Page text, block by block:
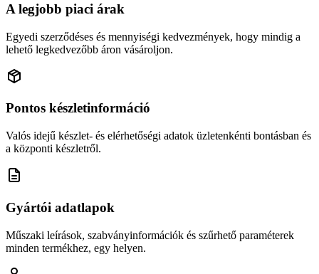
A legjobb piaci árak
Egyedi szerződéses és mennyiségi kedvezmények, hogy mindig a
lehető legkedvezőbb áron vásároljon.
Pontos készletinformáció
Valós idejű készlet- és elérhetőségi adatok üzletenkénti bontásban és
a központi készletről.
Gyártói adatlapok
Műszaki leírások, szabványinformációk és szűrhető paraméterek
minden termékhez, egy helyen.